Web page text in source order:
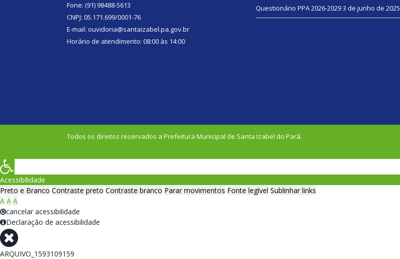
Fone: (91) 98488-5613
CNPJ: 05.171.699/0001-76
E-mail: ouvidoria@santaizabel.pa.gov.br
Horário de atendimento: 08:00 às 14:00
Questionário PPA 2026-20293 de junho de 2025
Todos os direitos reservados a Prefeitura Municipal de Santa Izabel do Pará.
Acessibilidade
Preto e Branco Contraste preto Contraste branco Parar movimentos Fonte legível Sublinhar links
A A A
cancelar acessibilidade
Declaração de acessibilidade
ARQUIVO_1593109159